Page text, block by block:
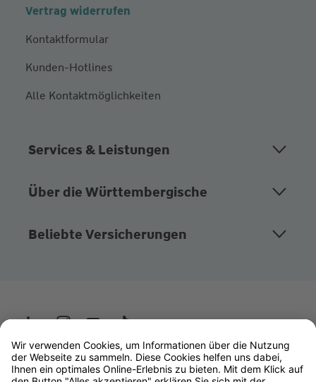
Vertrag widerrufen
Kontaktformular
Kunden-Hotlines
Alle Kontaktmöglichkeiten
Services & Leistungen
Über die Württembergische
Beliebte Versicherungen
Wüstenrot
W&W Gruppe